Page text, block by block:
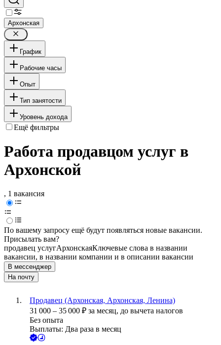
Архонская
График
Рабочие часы
Опыт
Тип занятости
Уровень дохода
Ещё фильтры
Работа продавцом услуг в
Архонской
, 1 вакансия
По вашему запросу ещё будут появляться новые вакансии.
Присылать вам?
продавец услугАрхонскаяКлючевые слова в названии
вакансии, в названии компании и в описании вакансии
В мессенджер
На почту
Продавец (Архонская, Архонская, Ленина)
31 000 – 35 000 ₽ за месяц, до вычета налогов
Без опыта
Выплаты: Два раза в месяц